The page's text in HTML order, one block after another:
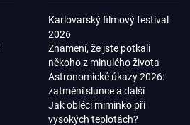
Karlovarský filmový festival
2026
Znamení, že jste potkali
někoho z minulého života
Astronomické úkazy 2026:
zatmění slunce a další
Jak obléci miminko při
vysokých teplotách?